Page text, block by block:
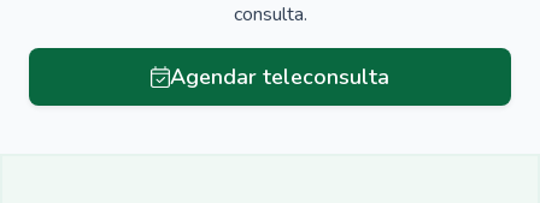
consulta.
Agendar teleconsulta